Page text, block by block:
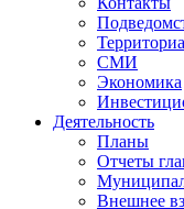
СМИ
Экономика
Деятельность
Планы
Отчеты
Внешнее